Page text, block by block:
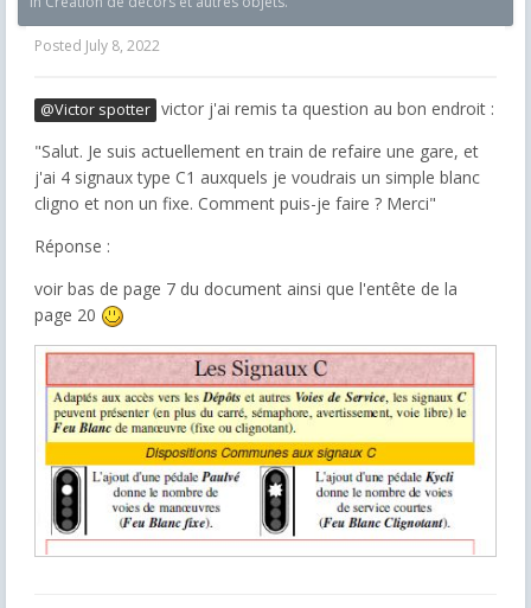
Posted July 8, 2022
@Victor spotter victor j'ai remis ta question au bon endroit :
"Salut. Je suis actuellement en train de refaire une gare, et
j'ai 4 signaux type C1 auxquels je voudrais un simple blanc
cligno et non un fixe. Comment puis-je faire ? Merci"
Réponse :
voir bas de page 7 du document ainsi que l'entête de la
page 20